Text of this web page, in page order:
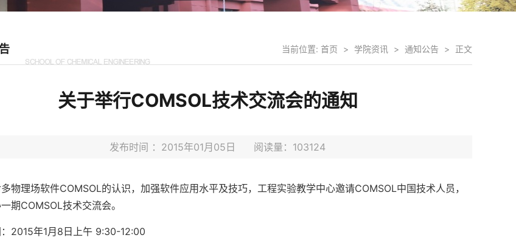
当前位置: 首页 > 学院资讯 > 通知公告 > 正文
关于举行COMSOL技术交流会的通知
发布时间 ：2015年01月05日 阅读量： 103124
多物理场软件COMSOL的认识，加强软件应用水平及技巧，工程实验教学中心邀请COMSOL中国技术人员，
期COMSOL技术交流会。
2015年1月8日上午 9:30-12:00